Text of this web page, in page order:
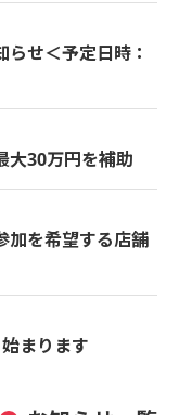
せ＜予定日時：
大30万円を補助
加を希望する店舗
まります